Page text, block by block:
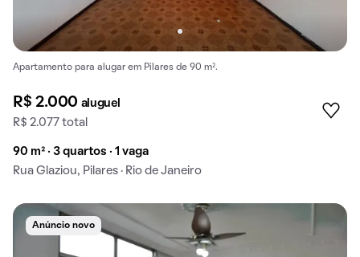
Apartamento para alugar em Pilares de 90 m².
R$ 2.000 aluguel
R$ 2.077 total
90 m² · 3 quartos · 1 vaga
Rua Glaziou, Pilares · Rio de Janeiro
Anúncio novo